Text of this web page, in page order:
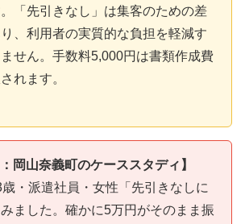
「先引きなし」は集客のための差
、利用者の実質的な負担を軽減す
せん。手数料5,000円は書類作成費
れます。
岡山奈義町のケーススタディ】
・派遣社員・女性「先引きなしに
ました。確かに5万円がそのまま振